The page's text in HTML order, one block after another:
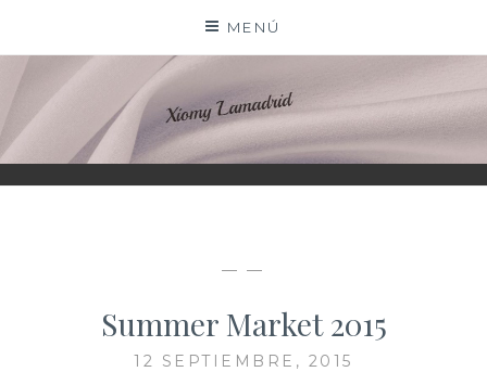
contenido
MENÚ
XIOMY LAMADRID
— —
Summer Market 2015
12 SEPTIEMBRE, 2015